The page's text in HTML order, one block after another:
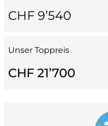
CHF 9’540
Unser Toppreis
CHF 21’700